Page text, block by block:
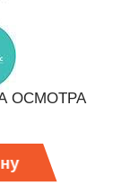
ОСМОТРА